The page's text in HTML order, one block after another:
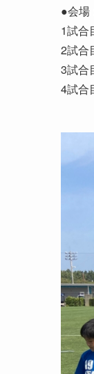
●会場
1試
2試
3試
4試